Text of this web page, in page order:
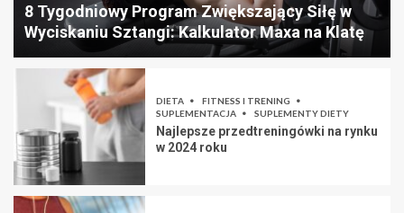
8 Tygodniowy Program Zwiększający Siłę w
Wyciskaniu Sztangi: Kalkulator Maxa na Klatę
DIETA
FITNESS I TRENING
SUPLEMENTACJA
SUPLEMENTY DIETY
Najlepsze przedtreningówki na rynku
w 2024 roku